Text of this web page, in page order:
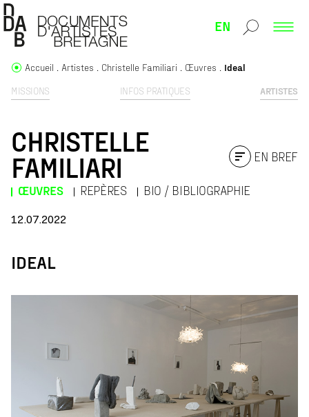
EN
MISSIONS INFOS PRATIQUES ARTISTES
Accueil Artistes Christelle Familiari Œuvres Ideal
CHRISTELLE
FAMILIARI
ŒUVRES REPÈRES BIO / BIBLIOGRAPHIE
EN BREF
12.07.2022
IDEAL